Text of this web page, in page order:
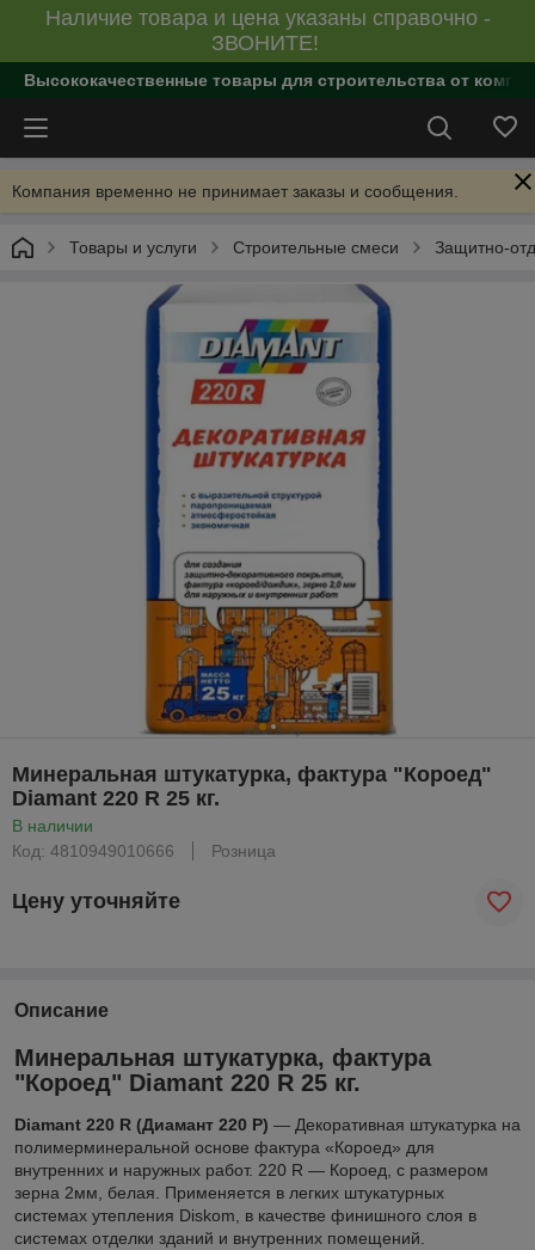
Наличие товара и цена указаны справочно -
ЗВОНИТЕ!
Высококачественные товары для строительства от
Компания временно не принимает заказы и сообщения.
Товары и услуги Строительные смеси Защитно-
Минеральная штукатурка, фактура "Короед"
Diamant 220 R 25 кг.
В наличии
Код: 4810949010666
Розница
Цену уточняйте
Описание
Минеральная штукатурка, фактура
"Короед" Diamant 220 R 25 кг.
Diamant 220 R (Диамант 220 Р) — Декоративная штукатурка на
полимерминеральной основе фактура «Короед» для
внутренних и наружных работ. 220 R — Короед, с размером
зерна 2мм, белая. Применяется в легких штукатурных
системах утепления Diskom, в качестве финишного слоя в
системах отделки зданий и внутренних помещений.